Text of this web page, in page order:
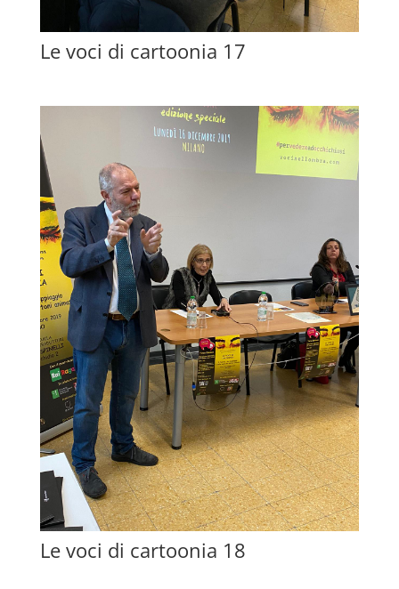
Le voci di cartoonia 17
Le voci di cartoonia 18